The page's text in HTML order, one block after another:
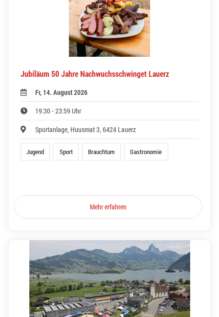
Jubiläum 50 Jahre Nachwuchsschwinget Lauerz
Fr, 14. August 2026
19:30 - 23:59 Uhr
Sportanlage, Huusmat 3, 6424 Lauerz
Jugend Sport Brauchtum Gastronomie
Mehr erfahren